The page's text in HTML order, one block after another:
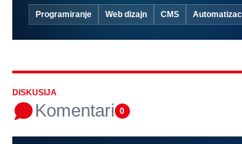
Programiranje Web dizajn CMS
DISKUSIJA
Komentari 0